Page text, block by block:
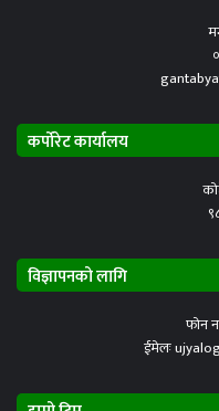
कर्पोरेट कार्यालय
विज्ञापनको लागि
फोन
ईमेलः